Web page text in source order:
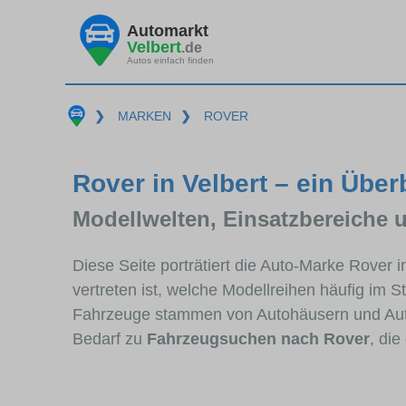
Automarkt
Velbert.de
Autos einfach finden
❯ MARKEN ❯ ROVER
Rover in Velbert – ein
Modellwelten, Einsatzbereiche
Diese Seite porträtiert die Auto-Marke Rover
vertreten ist, welche Modellreihen häufig im
Fahrzeuge stammen von Autohäusern und
Bedarf zu Fahrzeugsuchen nach Rover, die